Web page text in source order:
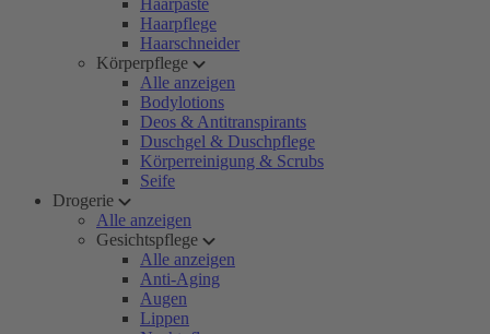
Haarpaste
Haarpflege
Haarschneider
Körperpflege
Alle anzeigen
Bodylotions
Deos & Antitranspirants
Duschgel & Duschpflege
Körperreinigung & Scrubs
Seife
Drogerie
Alle anzeigen
Gesichtspflege
Alle anzeigen
Anti-Aging
Augen
Lippen